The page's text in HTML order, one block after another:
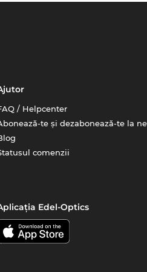
/ Helpcenter
te și dezabonează-te la
comenzii
Edel-Optics